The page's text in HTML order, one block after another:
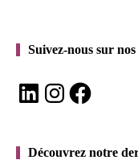
Suivez-nous sur
LinkedInInstagramFacebook
Découvrez notre